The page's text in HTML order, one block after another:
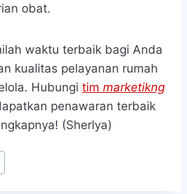
obat.
waktu terbaik bagi Anda
kualitas pelayanan rumah
Hubungi tim marketikng
penawaran terbaik
(Sherlya)